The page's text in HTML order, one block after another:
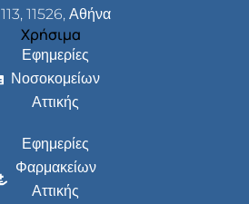
113, 11526, Αθήνα
Χρήσιμα
Εφημερίες
Νοσοκομείων
Αττικής
Εφημερίες
Φαρμακείων
Αττικής